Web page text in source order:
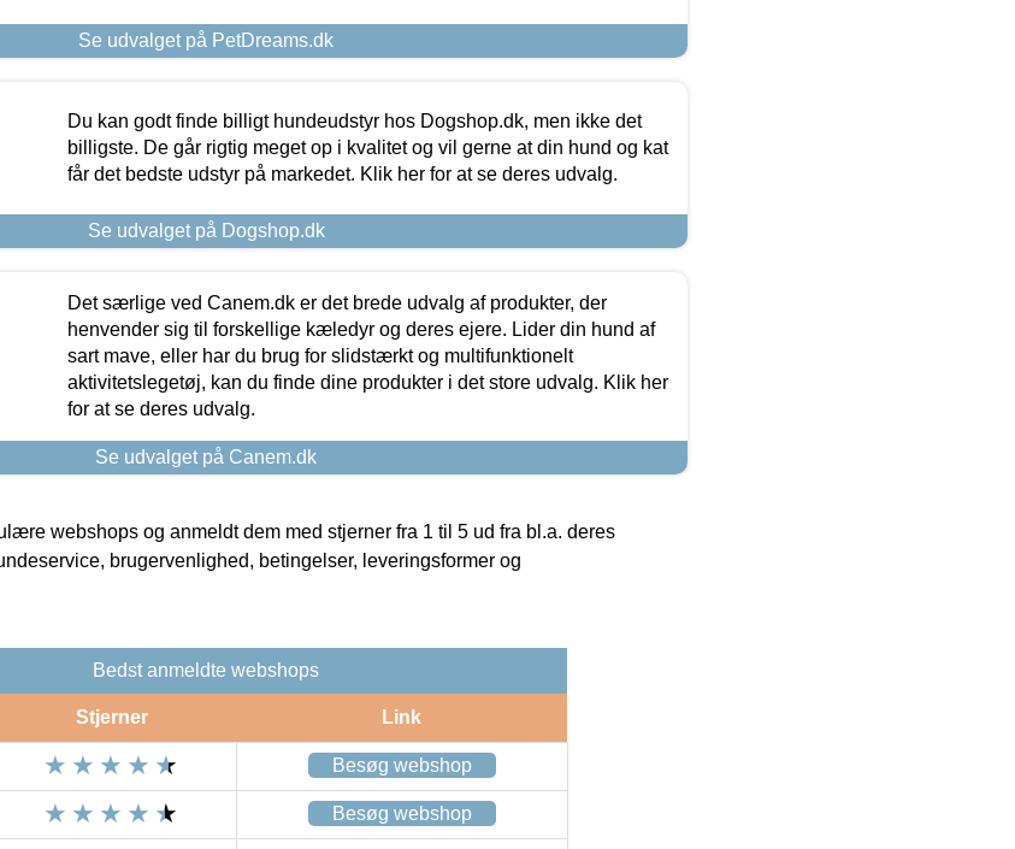
Se udvalget på PetDreams.dk
Du kan godt finde billigt hundeudstyr hos Dogshop.dk, men ikke det
billigste. De går rigtig meget op i kvalitet og vil gerne at din hund og kat
får det bedste udstyr på markedet. Klik her for at se deres udvalg.
Se udvalget på Dogshop.dk
Det særlige ved Canem.dk er det brede udvalg af produkter, der
henvender sig til forskellige kæledyr og deres ejere. Lider din hund af
sart mave, eller har du brug for slidstærkt og multifunktionelt
aktivitetslegetøj, kan du finde dine produkter i det store udvalg. Klik her
for at se deres udvalg.
Se udvalget på Canem.dk
webshops og anmeldt dem med stjerner fra 1 til 5 ud fra bl.a. deres
brugervenlighed, betingelser, leveringsformer og
Bedst anmeldte webshops
Stjerner Link
Besøg webshop
Besøg webshop